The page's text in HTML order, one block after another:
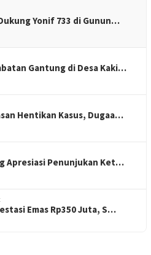
Yonif 733 di Gunun…
Gantung di Desa Kaki…
Hentikan Kasus, Dugaa…
Apresiasi Penunjukan Ket…
Emas Rp350 Juta, S…